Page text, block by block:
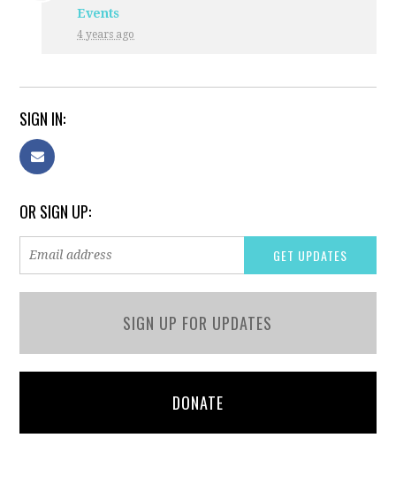
Events
4 years ago
SIGN IN:
OR SIGN UP:
SIGN UP FOR UPDATES
DONATE